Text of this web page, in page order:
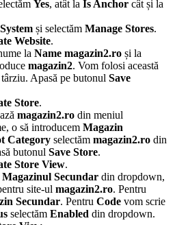
Yes, atât la Is Anchor cât și la
System și selectăm Manage Stores.
Website.
la Name magazin2.ro și la
magazin2. Vom folosi această
Apasă pe butonul Save
Store.
magazin2.ro din meniul
o să introducem Magazin
Category selectăm magazin2.ro din
butonul Save Store.
Store View.
Magazinul Secundar din dropdown,
site-ul magazin2.ro. Pentru
Secundar. Pentru Code vom scrie
selectăm Enabled din dropdown.